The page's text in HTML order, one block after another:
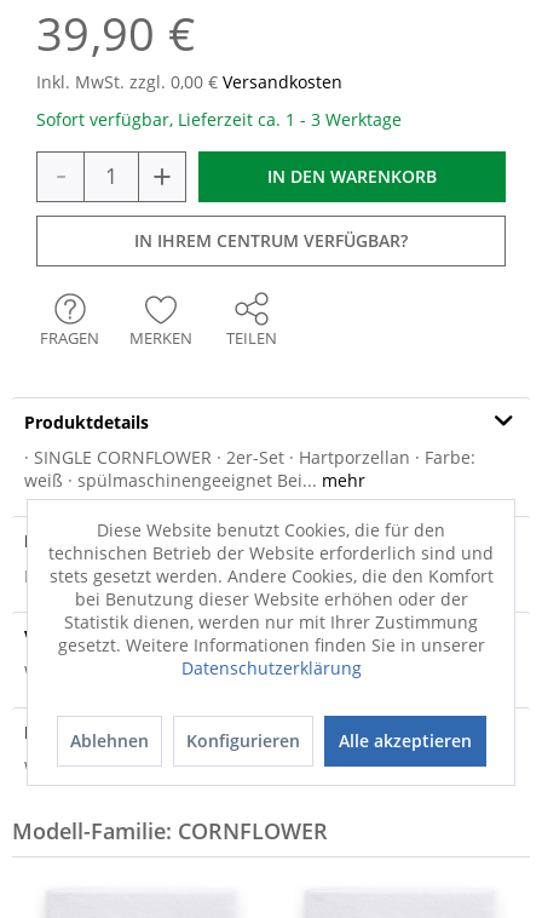
39,90 €
Inkl. MwSt. zzgl. 0,00 € Versandkosten
Sofort verfügbar, Lieferzeit ca. 1 - 3 Werktage
- + IN DEN WARENKORB
IN IHREM CENTRUM VERFÜGBAR?
FRAGEN MERKEN TEILEN
Produktdetails
· SINGLE CORNFLOWER · 2er-Set · Hartporzellan · Farbe:
weiß · spülmaschinengeeignet Bei... mehr
Produktsicherheit
Produktsicherheit
Versandinfo
Weitere Informationen zum Versand...
Hersteller
Weitere Informationen zum Hersteller...
Modell-Familie: CORNFLOWER
Diese Website benutzt Cookies, die für den
technischen Betrieb der Website erforderlich sind und
stets gesetzt werden. Andere Cookies, die den Komfort
bei Benutzung dieser Website erhöhen oder der
Statistik dienen, werden nur mit Ihrer Zustimmung
gesetzt. Weitere Informationen finden Sie in unserer
Datenschutzerklärung
Ablehnen Konfigurieren Alle akzeptieren